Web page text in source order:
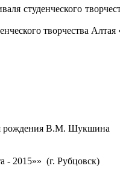
студенческого
творчества Алтая
рождения В.М. Шукшина
- 2015»» (г. Рубцовск)